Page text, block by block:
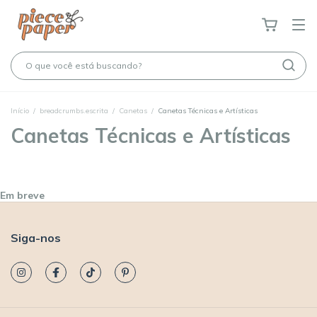
Início / breadcrumbs.escrita / Canetas / Canetas Técnicas e Artísticas
Canetas Técnicas e Artísticas
Em breve
Siga-nos